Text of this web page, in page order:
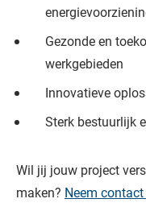
Gezonde en
werkgebieden
Innovatieve
Sterk bestuurlijk
Wil jij jouw project
maken? Neem